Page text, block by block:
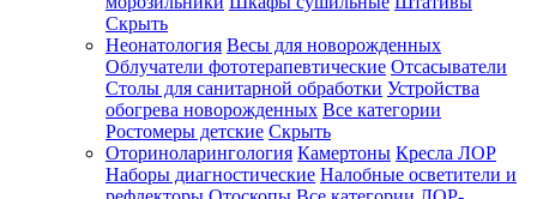
Скрыть
Неонатология Весы для новорожденных
Облучатели фототерапевтические Отсасыватели
Столы для санитарной обработки Устройства
обогрева новорожденных Все категории
Ростомеры детские Скрыть
Оториноларингология Камертоны Кресла ЛОР
Наборы диагностические Налобные осветители и